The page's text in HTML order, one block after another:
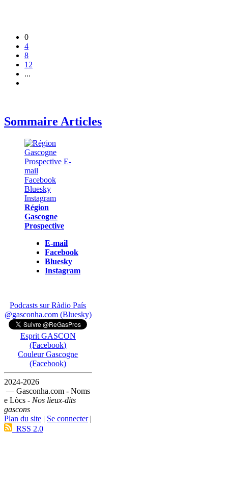
0
4
8
12
...
Sommaire Articles
Région
Gascogne
Prospective
E-mail
Facebook
Bluesky
Instagram
Podcasts sur Ràdio País
@gasconha.com (Bluesky)
Esprit GASCON
(Facebook)
Couleur Gascogne
(Facebook)
2024-2026
— Gasconha.com - Noms
e Lòcs - Nos lieux-dits
gascons
Plan du site | Se connecter|
RSS 2.0